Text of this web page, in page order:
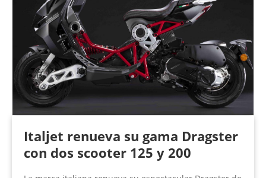
Italjet renueva su gama Dragster
con dos scooter 125 y 200